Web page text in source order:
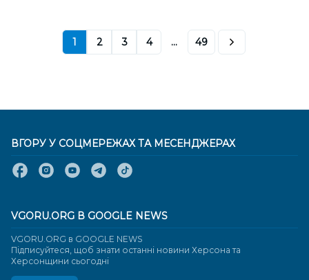
1 2 3 4 ... 49
ВГОРУ У СОЦМЕРЕЖАХ ТА МЕСЕНДЖЕРАХ
VGORU.ORG В GOOGLE NEWS
VGORU.ORG в GOOGLE NEWS
Підписуйтеся, щоб знати останні новини Херсона та
Херсонщини сьогодні